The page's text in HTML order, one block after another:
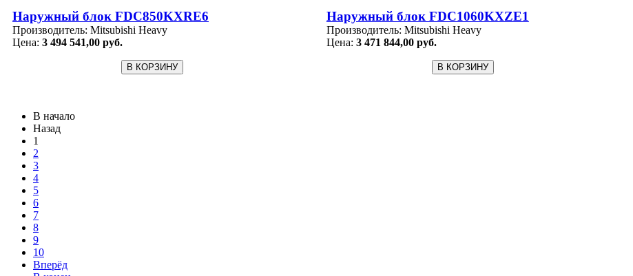
Наружный блок FDC850KXRE6
Производитель: Mitsubishi Heavy
Цена: 3 494 541,00 руб.
Наружный блок FDC1060KXZE1
Производитель: Mitsubishi Heavy
Цена: 3 471 844,00 руб.
В начало
Назад
1
2
3
4
5
6
7
8
9
10
Вперёд